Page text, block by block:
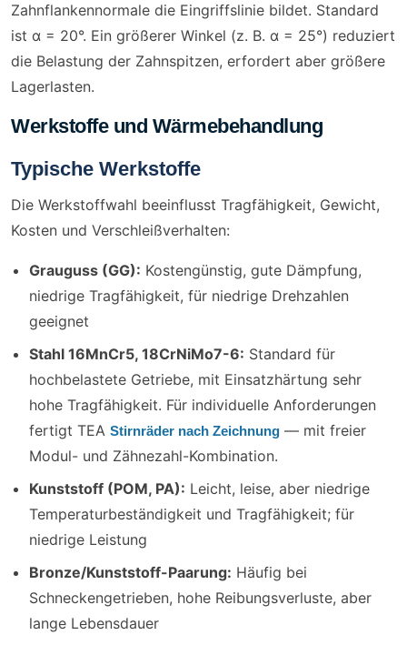
Zahnflankennormale die Eingriffslinie bildet. Standard
ist α = 20°. Ein größerer Winkel (z. B. α = 25°) reduziert
die Belastung der Zahnspitzen, erfordert aber größere
Lagerlasten.
Werkstoffe und Wärmebehandlung
Typische Werkstoffe
Die Werkstoffwahl beeinflusst Tragfähigkeit, Gewicht,
Kosten und Verschleißverhalten:
Grauguss (GG): Kostengünstig, gute Dämpfung,
niedrige Tragfähigkeit, für niedrige Drehzahlen
geeignet
Stahl 16MnCr5, 18CrNiMo7-6: Standard für
hochbelastete Getriebe, mit Einsatzhärtung sehr
hohe Tragfähigkeit. Für individuelle Anforderungen
fertigt TEA Stirnräder nach Zeichnung — mit freier
Modul- und Zähnezahl-Kombination.
Kunststoff (POM, PA): Leicht, leise, aber niedrige
Temperaturbeständigkeit und Tragfähigkeit; für
niedrige Leistung
Bronze/Kunststoff-Paarung: Häufig bei
Schneckengetrieben, hohe Reibungsverluste, aber
lange Lebensdauer